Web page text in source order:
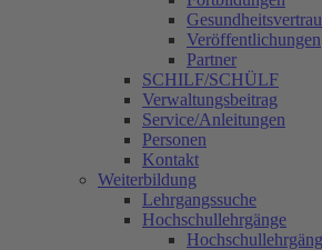
Veröffentlichungen
Partner
SCHILF/SCHÜLF
Verwaltungsbeitrag
Service/Anleitungen
Personen
Kontakt
Weiterbildung
Lehrgangssuche
Hochschullehrgänge